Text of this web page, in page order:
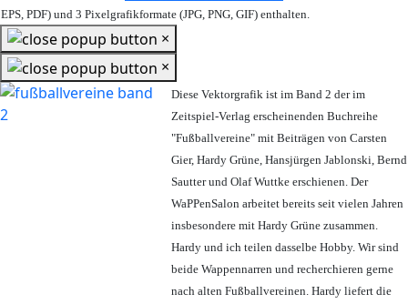
EPS, PDF) und 3 Pixelgrafikformate (JPG, PNG, GIF) enthalten.
×
×
Diese Vektorgrafik ist im Band 2 der im
Zeitspiel-Verlag erscheinenden Buchreihe
"Fußballvereine" mit Beiträgen von Carsten
Gier, Hardy Grüne, Hansjürgen Jablonski, Bernd
Sautter und Olaf Wuttke erschienen. Der
WaPPenSalon arbeitet bereits seit vielen Jahren
insbesondere mit Hardy Grüne zusammen.
Hardy und ich teilen dasselbe Hobby. Wir sind
beide Wappennarren und recherchieren gerne
nach alten Fußballvereinen. Hardy liefert die